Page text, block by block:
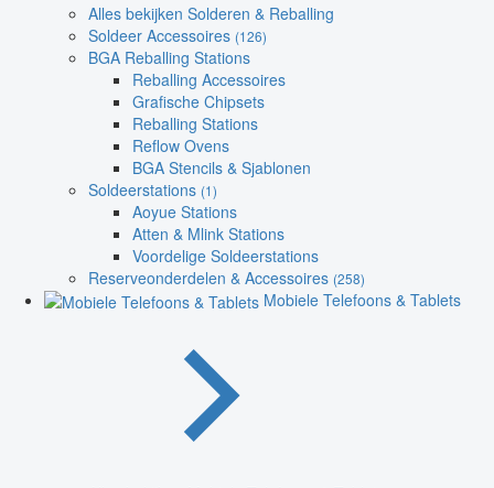
Alles bekijken Solderen & Reballing
Soldeer Accessoires (126)
BGA Reballing Stations
Reballing Accessoires
Grafische Chipsets
Reballing Stations
Reflow Ovens
BGA Stencils & Sjablonen
Soldeerstations (1)
Aoyue Stations
Atten & Mlink Stations
Voordelige Soldeerstations
Reserveonderdelen & Accessoires (258)
Mobiele Telefoons & Tablets